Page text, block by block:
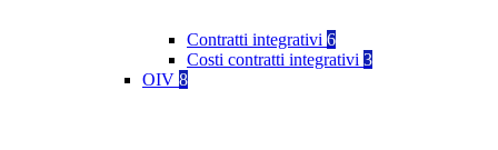
Contratti integrativi 6
Costi contratti integrativi 3
OIV 8